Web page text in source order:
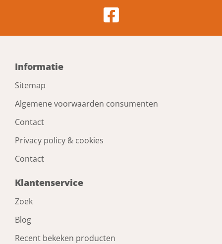
Informatie
Sitemap
Algemene voorwaarden consumenten
Contact
Privacy policy & cookies
Contact
Klantenservice
Zoek
Blog
Recent bekeken producten